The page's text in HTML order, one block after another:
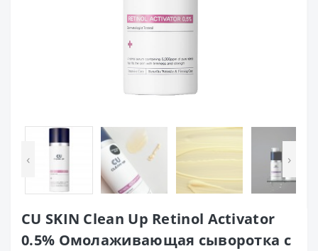
‹ ›
CU SKIN Clean Up Retinol Activator
0.5% Омолаживающая сыворотка с